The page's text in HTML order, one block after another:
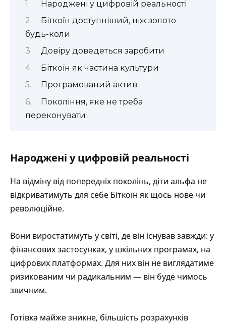
Народжені у цифровій реальності
Біткоїн доступніший, ніж золото
будь-коли
Довіру доведеться заробити
Біткоїн як частина культури
Програмований актив
Покоління, яке не треба
переконувати
Народжені у цифровій реальності
На відміну від попередніх поколінь, діти альфа не
відкриватимуть для себе Біткоїн як щось нове чи
революційне.
Вони виростатимуть у світі, де він існував завжди: у
фінансових застосунках, у шкільних програмах, на
цифрових платформах. Для них він не виглядатиме
ризикованим чи радикальним — він буде чимось
звичним.
Готівка майже зникне, більшість розрахунків